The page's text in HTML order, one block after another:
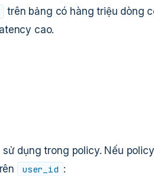
trên bảng có hàng triệu dòng
cao.
dụng trong policy. Nếu policy
user_id :